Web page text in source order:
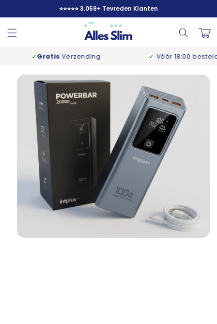
content
⭐️⭐️⭐️⭐️⭐️ 3.059+ Tevreden Klanten
GratisVerzending Vóór 18:00 besteld
direct naar